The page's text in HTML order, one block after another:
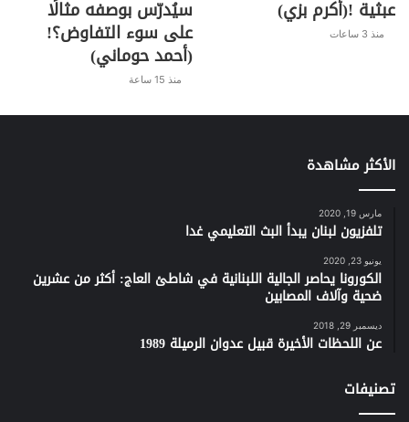
o
o
p
n
k
عبثية !(أكرم بزي)
منذ 3 ساعات
سيُدرّس بوصفه مثالًا
على سوء التفاوض؟!
(أحمد حوماني)
منذ 15 ساعة
الأكثر مشاهدة
مارس 19, 2020
تلفزيون لبنان يبدأ البث التعليمي غدا
يونيو 23, 2020
الكورونا يحاصر الجالية اللبنانية في شاطئ العاج: أكثر من عشرين
ضحية وآلاف المصابين
ديسمبر 29, 2018
عن اللحظات الأخيرة قبيل عدوان الرميلة 1989
تصنيفات